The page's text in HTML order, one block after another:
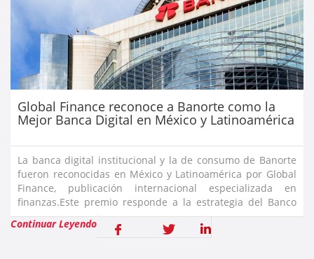
Global Finance reconoce a Banorte como la
Mejor Banca Digital en México y Latinoamérica
La banca digital institucional y la de consumo de Banorte
fueron reconocidas en México y Latinoamérica por Global
Finance, publicación internacional especializada en
finanzas.Este premio responde a la estrategia del Banco
enfocada en atender a sus clientes con servicios y
productos de vanguar
Continuar Leyendo